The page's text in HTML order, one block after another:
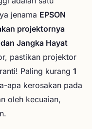
jenama EPSON
projektornya
Jangka Hayat
pastikan projektor
Paling kurang 1
apa kerosakan pada
oleh kecuaian,